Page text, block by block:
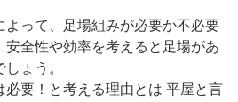
よって、足場組みが必要か不必要
安全性や効率を考えると足場があ
ょう。
必要！と考える理由とは 平屋と言